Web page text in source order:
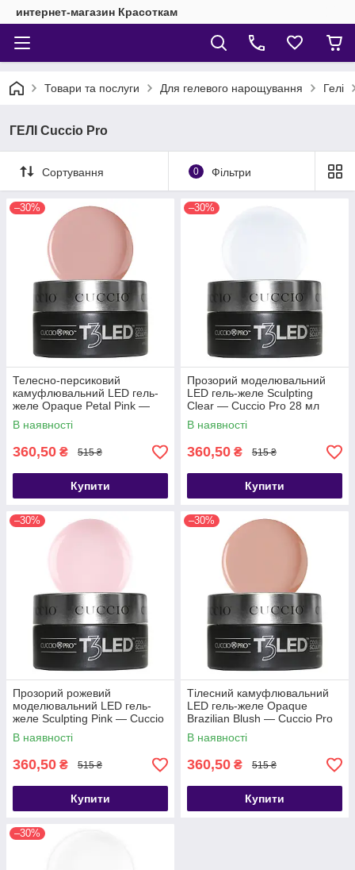
интернет-магазин Красоткам
Товари та послуги Для гелевого нарощування Гелі
ГЕЛІ Cuccio Pro
Сортування 0 Фільтри
–30%
Телесно-персиковий
камуфлювальний LED гель-
желе Opaque Petal Pink —
Cuccio Pro 28 мл
В наявності
360,50 ₴ 515 ₴
Купити
–30%
Прозорий моделювальний
LED гель-желе Sculpting
Clear — Cuccio Pro 28 мл
В наявності
360,50 ₴ 515 ₴
Купити
–30%
Прозорий рожевий
моделювальний LED гель-
желе Sculpting Pink — Cuccio
Pro 28 мл
В наявності
360,50 ₴ 515 ₴
Купити
–30%
Тілесний камуфлювальний
LED гель-желе Opaque
Brazilian Blush — Cuccio Pro
28 мл
В наявності
360,50 ₴ 515 ₴
Купити
–30%